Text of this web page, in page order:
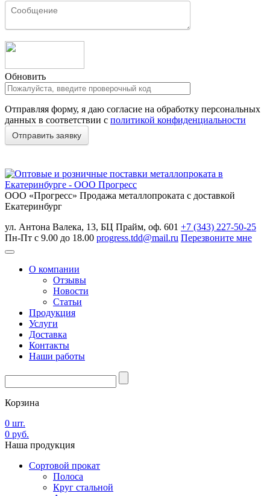
Обновить
Отправляя форму, я даю согласие на обработку персональных
данных в соответствии с политикой конфиденциальности
ООО «Прогресс» Продажа металлопроката с доставкой
Екатеринбург
ул. Антона Валека, 13, БЦ Прайм, оф. 601 +7 (343) 227-50-25
Пн-Пт с 9.00 до 18.00 progress.tdd@mail.ru Перезвоните мне
О компании
Отзывы
Новости
Статьи
Продукция
Услуги
Доставка
Контакты
Наши работы
Корзина
0 шт.
0 руб.
Наша продукция
Сортовой прокат
Полоса
Круг стальной